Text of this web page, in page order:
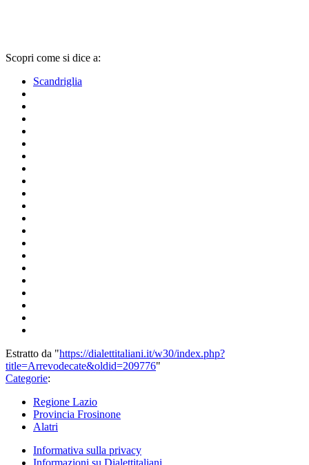
Scopri come si dice a:
Scandriglia
Estratto da "https://dialettitaliani.it/w30/index.php?
title=Arrevodecate&oldid=209776"
Categorie:
Regione Lazio
Provincia Frosinone
Alatri
Informativa sulla privacy